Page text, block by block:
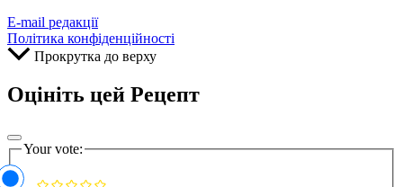
E-mail редакції
Політика конфіденційності
Прокрутка до верху
Оцініть цей Рецепт
Your vote: